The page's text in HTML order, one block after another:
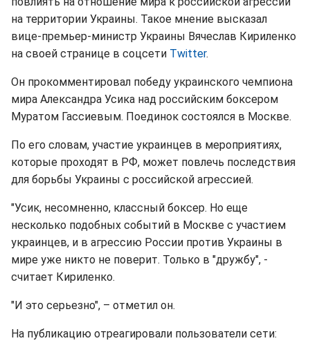
на территории Украины. Такое мнение высказал
вице-премьер-министр Украины Вячеслав Кириленко
на своей странице в соцсети Twitter.
Он прокомментировал победу украинского чемпиона
мира Александра Усика над российским боксером
Муратом Гассиевым. Поединок состоялся в Москве.
По его словам, участие украинцев в мероприятиях,
которые проходят в РФ, может повлечь последствия
для борьбы Украины с российской агрессией.
"Усик, несомненно, классный боксер. Но еще
несколько подобных событий в Москве с участием
украинцев, и в агрессию России против Украины в
мире уже никто не поверит. Только в "дружбу", -
считает Кириленко.
"И это серьезно", – отметил он.
На публикацию отреагировали пользователи сети: